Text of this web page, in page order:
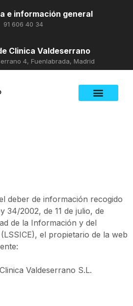
e información general
91 606 40 34
Clinica Valdeserrano
4, Fuenlabrada, Madrid
deber de información recogido
34/2002, de 11 de julio, de
de la Información y del
el propietario de la web
Valdeserrano S.L.